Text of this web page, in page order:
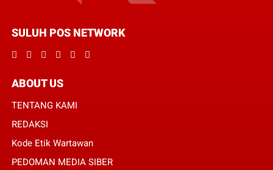
SULUH POS NETWORK
ABOUT US
TENTANG KAMI
REDAKSI
Kode Etik Wartawan
PEDOMAN MEDIA SIBER